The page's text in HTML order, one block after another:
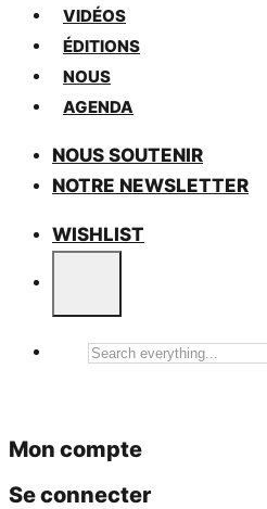
VIDÉOS
ÉDITIONS
NOUS
AGENDA
NOUS SOUTENIR
NOTRE NEWSLETTER
WISHLIST
Search
Mon compte
Se connecter